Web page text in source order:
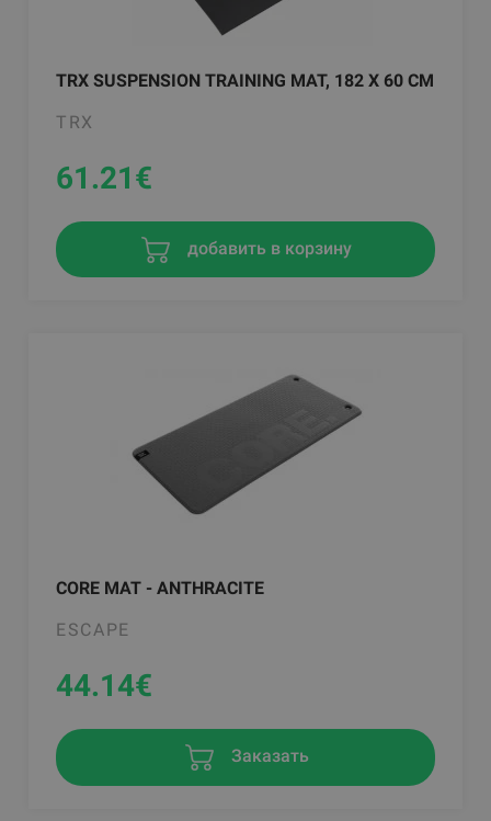
TRX SUSPENSION TRAINING MAT, 182 X 60 CM
TRX
61.21€
добавить в корзину
CORE MAT - ANTHRACITE
ESCAPE
44.14€
Заказать